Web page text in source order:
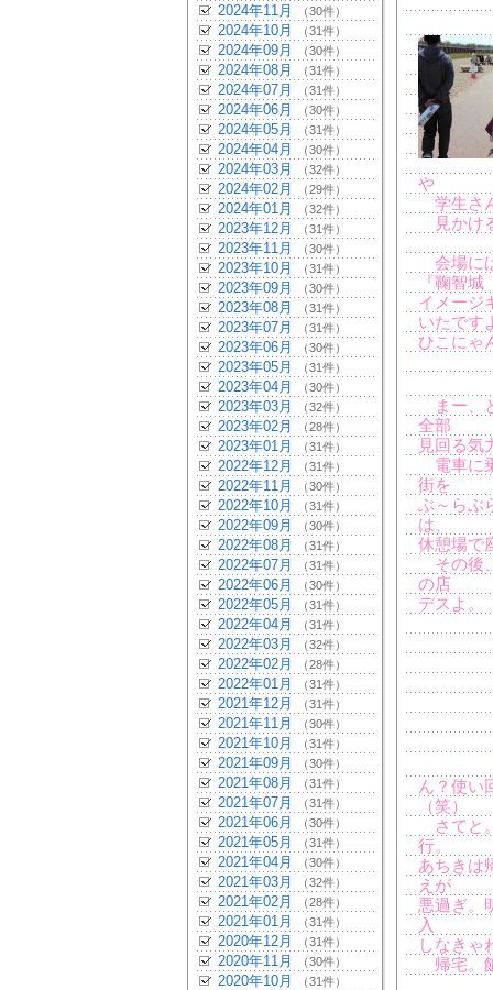
2024年11月 （30件）
2024年10月 （31件）
2024年09月 （30件）
2024年08月 （31件）
2024年07月 （31件）
2024年06月 （30件）
2024年05月 （31件）
2024年04月 （30件）
2024年03月 （32件）
2024年02月 （29件）
2024年01月 （32件）
2023年12月 （31件）
2023年11月 （30件）
2023年10月 （31件）
2023年09月 （30件）
2023年08月 （31件）
2023年07月 （31件）
2023年06月 （30件）
2023年05月 （31件）
2023年04月 （30件）
2023年03月 （32件）
2023年02月 （28件）
2023年01月 （31件）
2022年12月 （31件）
2022年11月 （30件）
2022年10月 （31件）
2022年09月 （30件）
2022年08月 （31件）
2022年07月 （31件）
2022年06月 （30件）
2022年05月 （31件）
2022年04月 （31件）
2022年03月 （32件）
2022年02月 （28件）
2022年01月 （31件）
2021年12月 （31件）
2021年11月 （30件）
2021年10月 （31件）
2021年09月 （30件）
2021年08月 （31件）
2021年07月 （31件）
2021年06月 （30件）
2021年05月 （31件）
2021年04月 （30件）
2021年03月 （32件）
2021年02月 （28件）
2021年01月 （31件）
2020年12月 （31件）
2020年11月 （30件）
2020年10月 （31件）
や
学生さ
見かけ
会場に
『鞠智
イメージ
いたです
ひこにゃ
まー、
全部
見回る気
電車に
街を
ぶ～らぶ
は、
休憩場で
その後
の店
デスよ。
ん？使い
（笑）
さてと
行。
あちきは
えが
悪過ぎ。
入
しなきゃ
帰宅。